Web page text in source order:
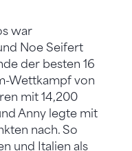
war
Noe Seifert
der besten 16
Wettkampf von
mit 14,200
Anny legte mit
nach. So
und Italien als